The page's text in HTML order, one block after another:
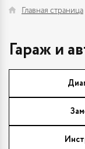
Главная страница
Гараж и